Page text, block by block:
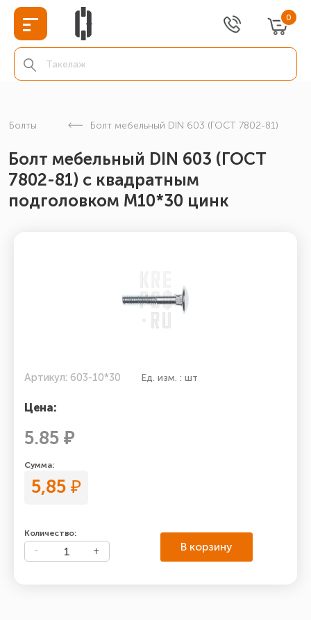
0
Болты Болт мебельный DIN 603 (ГОСТ 7802-81)
Болт мебельный DIN 603 (ГОСТ
7802-81) с квадратным
подголовком М10*30 цинк
Артикул: 603-10*30 Ед. изм. : шт
Цена:
5.85 ₽
Сумма:
5,85 ₽
Количество:
В корзину